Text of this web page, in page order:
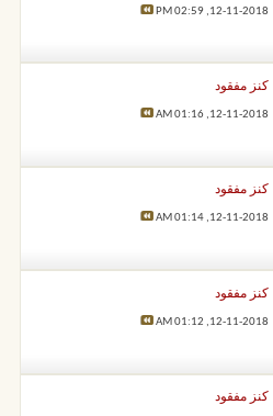
12-11-2018,
02:59 PM
كنز مفقود
12-11-2018,
01:16 AM
كنز مفقود
12-11-2018,
01:14 AM
كنز مفقود
12-11-2018,
01:12 AM
كنز مفقود